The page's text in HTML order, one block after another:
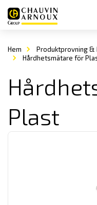
Hem Produktprovning
Hårdhetsmätare för
Plast